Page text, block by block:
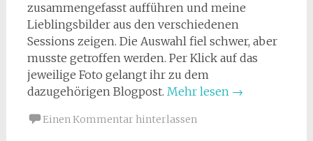
zusammengefasst aufführen und meine
Lieblingsbilder aus den verschiedenen
Sessions zeigen. Die Auswahl fiel schwer, aber
musste getroffen werden. Per Klick auf das
jeweilige Foto gelangt ihr zu dem
dazugehörigen Blogpost. Mehr lesen →
Einen Kommentar hinterlassen